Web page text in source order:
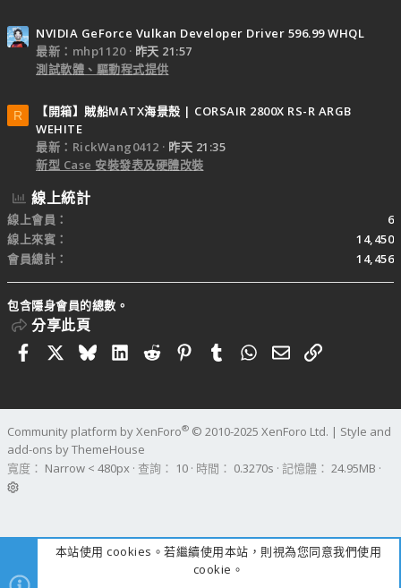
NVIDIA GeForce Vulkan Developer Driver 596.99 WHQL
最新：mhp1120
昨天 21:57
測試軟體、驅動程式提供
R
【開箱】賊船MATX海景殼 | CORSAIR 2800X RS-R ARGB
WEHITE
最新：RickWang0412
昨天 21:35
新型 Case 安裝發表及硬體改裝
線上統計
線上會員
6
線上來賓
14,450
會員總計
14,456
包含隱身會員的總數。
分享此頁
FacebookBlueskyLinkedIn
RedditPinterestTumblrWhatsApp
電子郵件
連結
Community platform by XenForo® © 2010-2025 XenForo Ltd. | Style and
add-ons by ThemeHouse
寬度
查詢 10 時間 0.3270s 記憶體 24.95MB
本站使用 cookies。若繼續使用本站，則視為您同意我們使用
cookie。